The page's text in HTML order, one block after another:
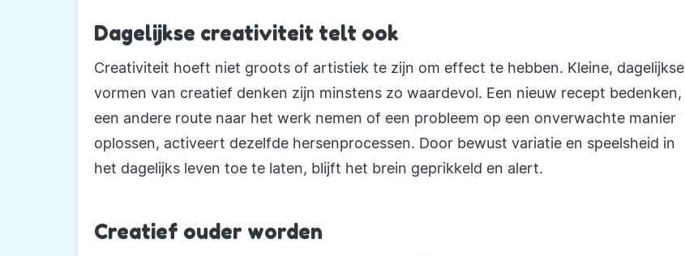
Dagelijkse creativiteit telt ook
Creativiteit hoeft niet groots of artistiek te zijn om effect te hebben. Kleine, dagelijkse
vormen van creatief denken zijn minstens zo waardevol. Een nieuw recept bedenken,
een andere route naar het werk nemen of een probleem op een onverwachte manier
oplossen, activeert dezelfde hersenprocessen. Door bewust variatie en speelsheid in
het dagelijks leven toe te laten, blijft het brein geprikkeld en alert.
Creatief ouder worden